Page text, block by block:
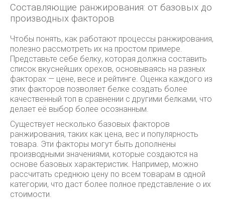
Составляющие ранжирования: от базовых до
производных факторов
Чтобы понять, как работают процессы ранжирования,
полезно рассмотреть их на простом примере.
Представьте себе белку, которая должна составить
список вкуснейших орехов, основываясь на разных
факторах — цене, весе и рейтинге. Оценка каждого из
этих факторов позволяет белке создать более
качественный топ в сравнении с другими белками, что
делает её выбор более осознанным.
Существует несколько базовых факторов
ранжирования, таких как цена, вес и популярность
товара. Эти факторы могут быть дополнены
производными значениями, которые создаются на
основе базовых характеристик. Например, можно
рассчитать среднюю цену по всем товарам в одной
категории, что даст более полное представление о их
стоимости.